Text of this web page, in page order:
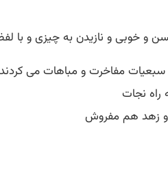
و خوبی و نازیدن به چیزی و با
مفاخرت و مباهات می کردند.
راه نجات
زهد هم مفروش